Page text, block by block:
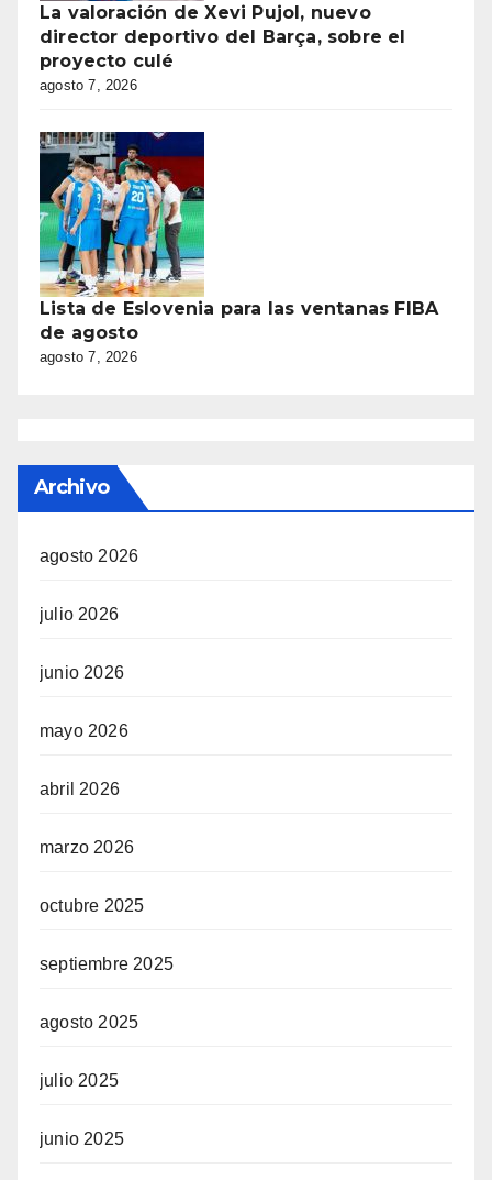
La valoración de Xevi Pujol, nuevo
director deportivo del Barça, sobre el
proyecto culé
agosto 7, 2026
Lista de Eslovenia para las ventanas FIBA
de agosto
agosto 7, 2026
Archivo
agosto 2026
julio 2026
junio 2026
mayo 2026
abril 2026
marzo 2026
octubre 2025
septiembre 2025
agosto 2025
julio 2025
junio 2025